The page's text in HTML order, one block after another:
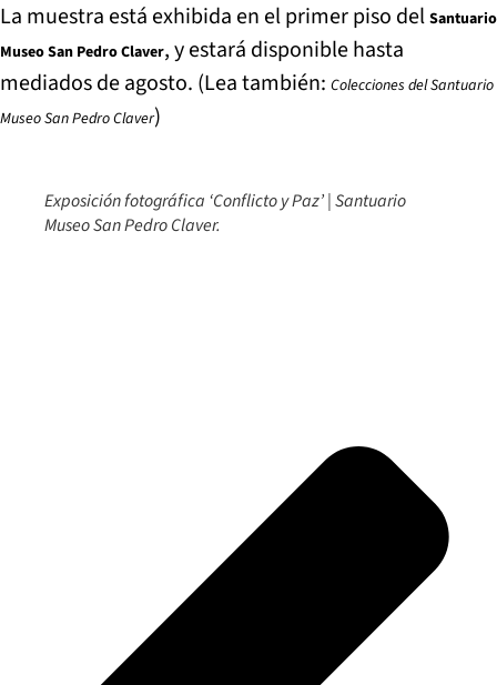
La muestra está exhibida en el primer piso del Santuario
Museo San Pedro Claver, y estará disponible hasta
mediados de agosto. (Lea también: Colecciones del Santuario
Museo San Pedro Claver)
Exposición fotográfica ‘Conflicto y Paz’ | Santuario
Museo San Pedro Claver.